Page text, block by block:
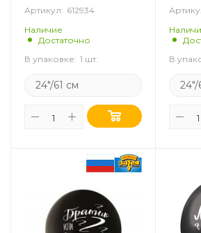
Артикул: 612934
Наличие
Достаточно
В упаковке: 1 шт.
24"/61 см
В
24"/